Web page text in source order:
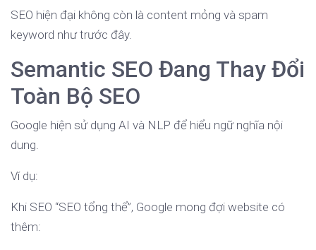
SEO hiện đại không còn là content mỏng và spam
keyword như trước đây.
Semantic SEO Đang Thay Đổi
Toàn Bộ SEO
Google hiện sử dụng AI và NLP để hiểu ngữ nghĩa nội
dung.
Ví dụ:
Khi SEO “SEO tổng thể”, Google mong đợi website có
thêm: